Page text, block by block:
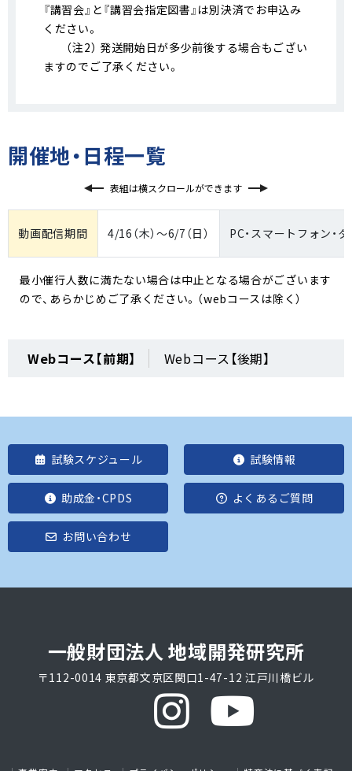
『講習会』と『講習会指定図書』は別決済でお申込み
ください。
（注2） 発送開始日が多少前後する場合もござい
ますのでご了承ください。
開催地・日程一覧
表組は横スクロールができます
動画配信期間 4/16（木）～6/7（日） PC・スマートフォン・
最小催行人数に満たない場合は中止となる場合がございます
ので、あらかじめご了承ください。（webコースは除く）
Webコース【前期】 Webコース【後期】
試験スケジュール 試験情報
助成金・CPDS よくあるご質問
お問い合わせ
一般財団法人 地域開発研究所
〒112-0014 東京都文京区関口1-47-12 江戸川橋ビル